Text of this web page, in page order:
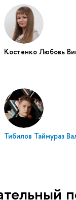
Костенко Любовь
Тибилов Таймураз